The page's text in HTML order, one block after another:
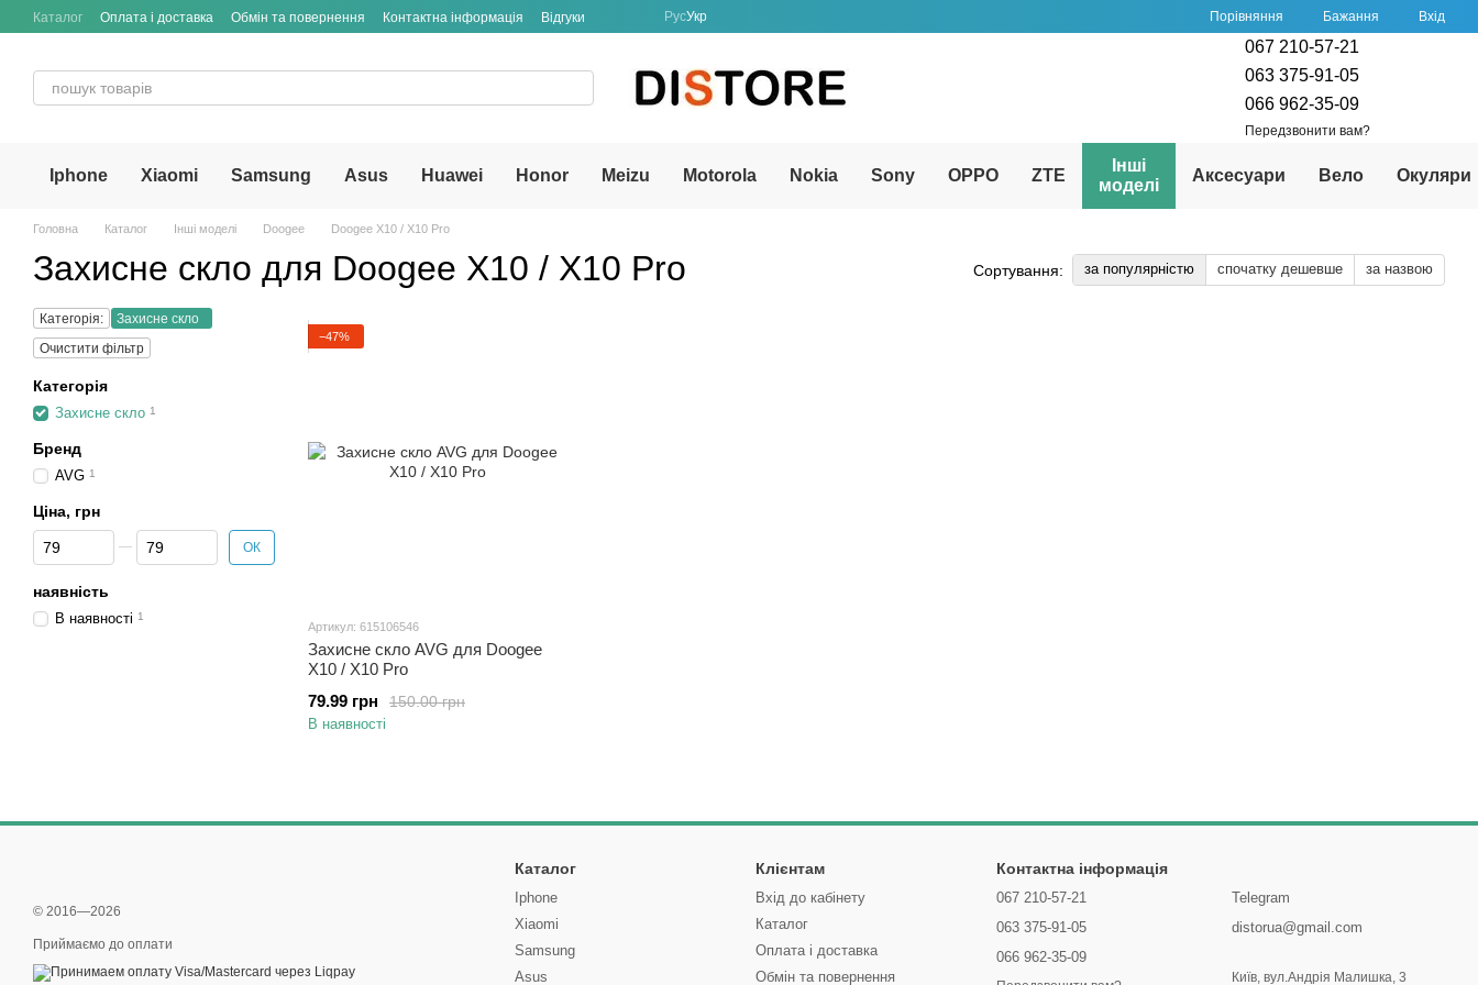
Перейти до основного контенту
Каталог Оплата і доставка Обмін та повернення Контактна інформація Відгуки РусУкр Порівняння Бажання Вхід
067 210-57-21
063 375-91-05
066 962-35-09
Передзвонити вам?
Iphone Xiaomi Samsung Asus Huawei Honor Meizu Motorola Nokia Sony OPPO ZTE
Інші
моделі
Аксесуари Вело Окуляри
Головна Каталог Інші моделі Doogee Doogee X10 / X10 Pro
Захисне скло для Doogee X10 / X10 Pro Сортування: за популярністю спочатку дешевше за назвою
−47%
Артикул: 615106546
Захисне скло AVG для Doogee
X10 / X10 Pro
150.00 грн
79.99 грн
В наявності
Категорія:
Захисне скло
Очистити фільтр
Категорія
Захисне скло 1
Бренд
AVG 1
Ціна, грн
Від Ціна, грн
До Ціна, грн ОК
наявність
В наявності 1
© 2016—2026
Приймаємо до оплати
Каталог
Iphone
Xiaomi
Samsung
Asus
Клієнтам
Вхід до кабінету
Каталог
Оплата і доставка
Обмін та повернення
Контактна інформація
067 210-57-21
063 375-91-05
066 962-35-09
Telegram
distorua@gmail.com
Київ, вул.Андрія Малишка, 3